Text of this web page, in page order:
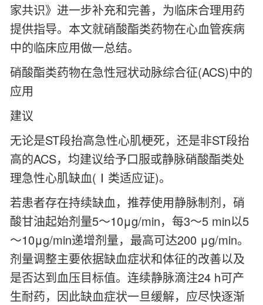
家共识》进一步补充和完善，为临床合理用药
提供指导。本文就硝酸酯类药物在心血管疾病
中的临床应用做一总结。
硝酸酯类药物在急性冠状动脉综合征(ACS)中的
应用
建议
无论是ST段抬高急性心肌梗死，还是非ST段抬
高的ACS，均建议给予口服或静脉硝酸酯类处
理急性心肌缺血(Ⅰ类适应证)。
若患者存在持续缺血，推荐使用静脉制剂，硝
酸甘油起始剂量5～10μg/min，每3～5 min以5
～10μg/min递增剂量，最高可达200 μg/min。
剂量调整主要依据缺血症状和体征的改善以及
是否达到血压目标值。连续静脉滴注24 h可产
生耐药，因此缺血症状一旦缓解，应尽快逐渐